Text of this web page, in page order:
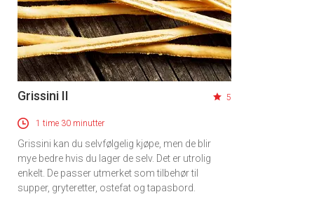
Få ukentlige nyhetsbrev fra
Vi tilbyr flere ukentlige nyhetsbrev. Du
kan fritt velge hvilke du ønsker å få
tilsendt.
Grissini II 5
1 time 30 minutter
Grissini kan du selvfølgelig kjøpe, men de blir
mye bedre hvis du lager de selv. Det er utrolig
enkelt. De passer utmerket som tilbehør til
supper, gryteretter, ostefat og tapasbord.